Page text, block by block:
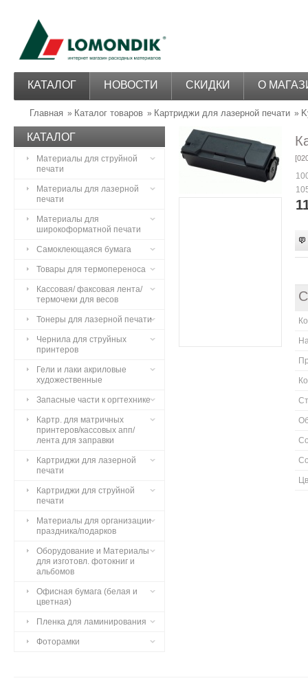
КАТАЛОГ НОВОСТИ СКИДКИ О
Главная » Каталог товаров » Картриджи для лазерной печати »
КАТАЛОГ
Материалы для струйной
печати
Материалы для лазерной
печати
Материалы для
широкоформатной печати
Самоклеющаяся бумага
Товары для термопереноса
Кассовая/ факсовая лента/
термочеки для весов
Тонеры для лазерной печати
Чернила для струйных
принтеров
Гели и лаки акриловые
художественные
Запасные части к оргтехнике
Картр. для матричных
принтеров/кассовых апп/
лента для заправки
Картриджи для лазерной
печати
Картриджи для струйной
печати
Материалы для организации
праздника/подарков
Оборудование и Материалы
для изготовл. фотокниг и
альбомов
Офисная бумага (белая и
цветная)
Пленка для ламинирования
Фоторамки